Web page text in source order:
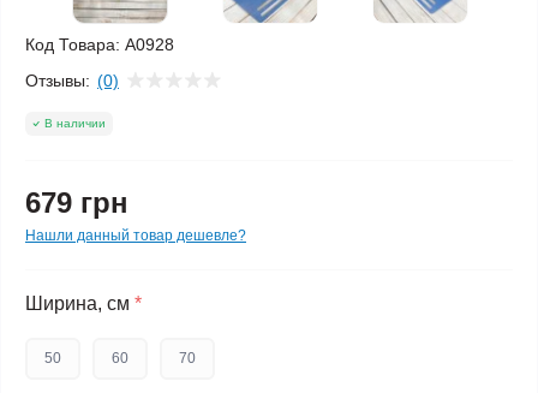
Код Товара: A0928
Отзывы: (0)
В наличии
679 грн
Нашли данный товар дешевле?
Ширина, см *
50 60 70